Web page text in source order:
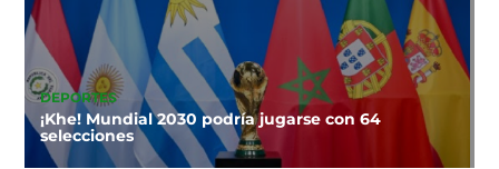
DEPORTES
¡Khe! Mundial 2030 podría jugarse con 64
selecciones